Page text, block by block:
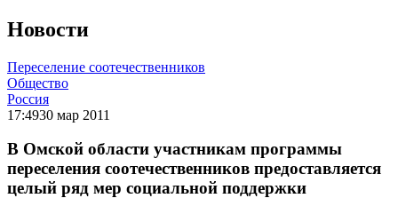
Новости
Переселение соотечественников
Общество
Россия
17:4930 мар 2011
В Омской области участникам программы
переселения соотечественников предоставляется
целый ряд мер социальной поддержки